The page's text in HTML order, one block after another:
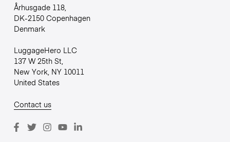
Århusgade 118,
DK-2150 Copenhagen
Denmark
LuggageHero LLC
137 W 25th St,
New York, NY 10011
United States
Contact us